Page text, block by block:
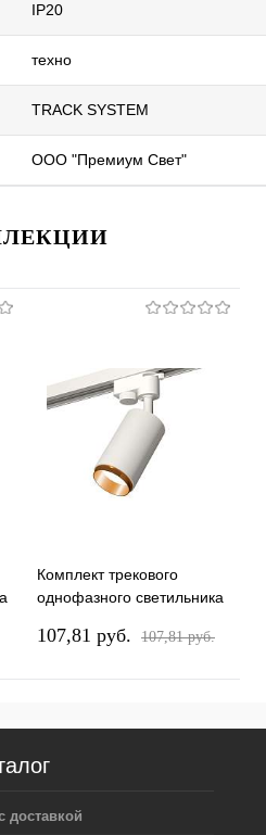
IP20
техно
TRACK SYSTEM
ООО "Премиум Свет"
Комплект трекового
однофазного светильника
белый песок/золото
107,81 pуб. 107,81 pуб.
доставкой